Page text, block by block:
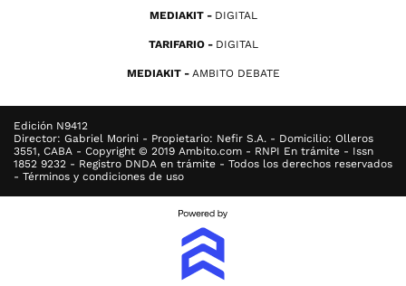
MEDIAKIT DIGITAL
TARIFARIO DIGITAL
MEDIAKIT AMBITO DEBATE
Edición N9412
Director: Gabriel Morini - Propietario: Nefir S.A. - Domicilio: Olleros
3551, CABA - Copyright © 2019 Ambito.com - RNPI En trámite - Issn
1852 9232 - Registro DNDA en trámite - Todos los derechos reservados
- Términos y condiciones de uso